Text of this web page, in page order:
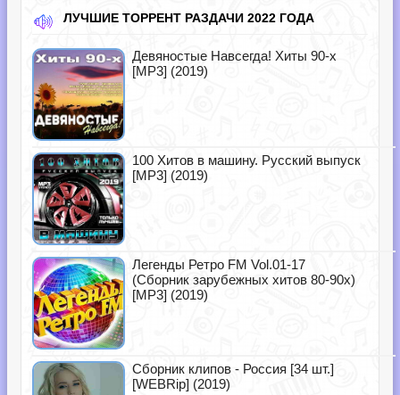
ЛУЧШИЕ ТОРРЕНТ РАЗДАЧИ 2022 ГОДА
Девяностые Навсегда! Хиты 90-х
[MP3] (2019)
100 Хитов в машину. Русский выпуск
[MP3] (2019)
Легенды Ретро FM Vol.01-17
(Сборник зарубежных хитов 80-90х)
[MP3] (2019)
Сборник клипов - Россия [34 шт.]
[WEBRip] (2019)